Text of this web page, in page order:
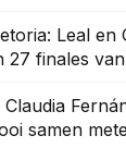
Leal en
27 finales
samen